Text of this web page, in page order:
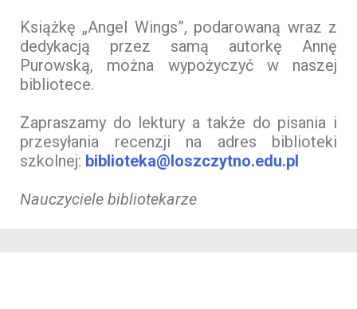
Książkę „Angel Wings”, podarowaną wraz z
dedykacją przez samą autorkę Annę
Purowską, można wypożyczyć w naszej
bibliotece.
Zapraszamy do lektury a także do pisania i
przesyłania recenzji na adres biblioteki
szkolnej: biblioteka@loszczytno.edu.pl
Nauczyciele bibliotekarze